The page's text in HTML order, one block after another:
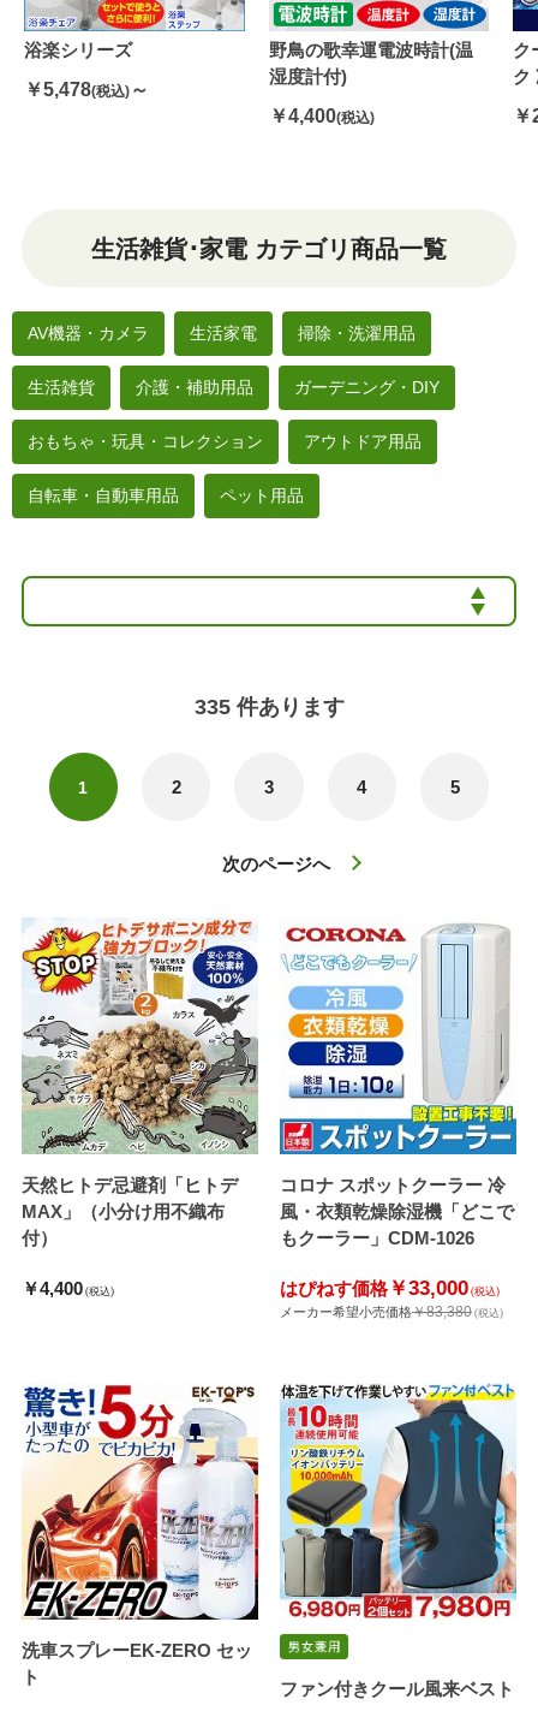
浴楽シリーズ
￥5,478(税込) ～
野鳥の歌幸運電波時計(温
湿度計付)
￥4,400(税込)
ク
ク
￥
生活雑貨･家電 カテゴリ商品一覧
AV機器・カメラ 生活家電 掃除・洗濯用品
生活雑貨 介護・補助用品 ガーデニング・DIY
おもちゃ・玩具・コレクション アウトドア用品
自転車・自動車用品 ペット用品
335 件あります
1 2 3 4 5
次のページへ
天然ヒトデ忌避剤「ヒトデ
MAX」（小分け用不織布
付）
￥4,400 (税込)
コロナ スポットクーラー 冷
風・衣類乾燥除湿機「どこで
もクーラー」CDM-1026
はぴねす価格￥33,000 (税込)
メーカー希望小売価格￥83,380 (税込)
洗車スプレーEK-ZERO セッ
ト
ファン付きクール風来ベスト